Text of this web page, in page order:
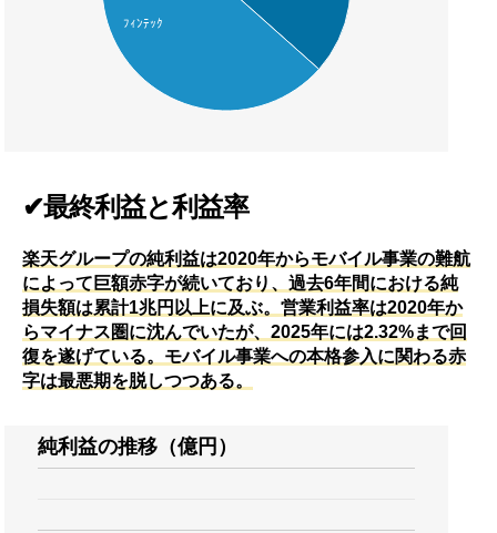
ﾌｨﾝﾃｯｸ
✔最終利益と利益率
楽天グループの純利益は2020年からモバイル事業の難航
によって巨額赤字が続いており、過去6年間における純
損失額は累計1兆円以上に及ぶ。営業利益率は2020年か
らマイナス圏に沈んでいたが、2025年には2.32%まで回
復を遂げている。モバイル事業への本格参入に関わる赤
字は最悪期を脱しつつある。
純利益の推移（億円）